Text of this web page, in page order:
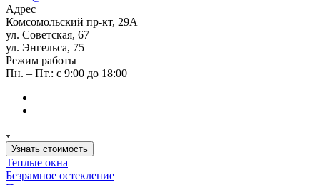
Адрес
Комсомольский пр-кт, 29А
ул. Советская, 67
ул. Энгельса, 75
Режим работы
Пн. – Пт.: с 9:00 до 18:00
Узнать стоимость
Теплые окна
Безрамное остекление